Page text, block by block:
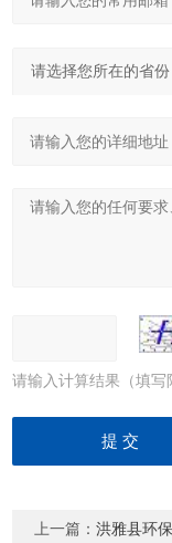
请输入计算结果（填
上一篇：洪雅县环